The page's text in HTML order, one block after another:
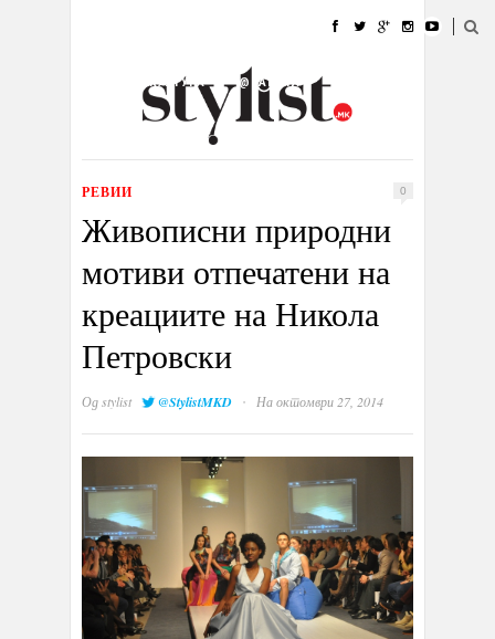
УБАВИНА
КУЛТУРА @РАБОТА
ИЗЛОГ
РЕВИИ 0
Живописни природни
мотиви отпечатени на
креациите на Никола
Петровски
Одstylist @StylistMKD · На октомври 27, 2014